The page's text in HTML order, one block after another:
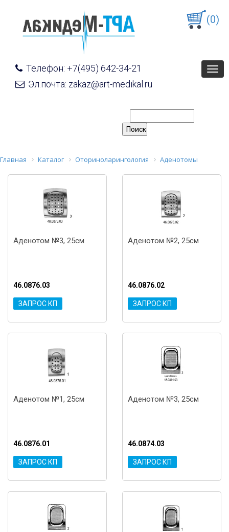
Телефон: +7(495) 642-34-21
Эл.почта: zakaz@art-medikal.ru
(0)
Главная Каталог Оториноларингология Аденотомы
Аденотом №3, 25см
46.0876.03
ЗАПРОС КП
Аденотом №2, 25см
46.0876.02
ЗАПРОС КП
Аденотом №1, 25см
46.0876.01
ЗАПРОС КП
Аденотом №3, 25см
46.0874.03
ЗАПРОС КП